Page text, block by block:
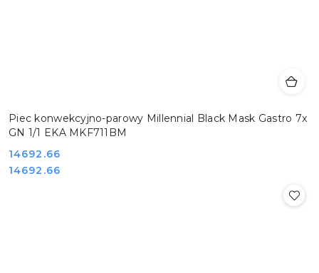
Piec konwekcyjno-parowy Millennial Black Mask Gastro 7x
GN 1/1 EKA MKF711BM
Cena:
14692.66
Cena:
14692.66